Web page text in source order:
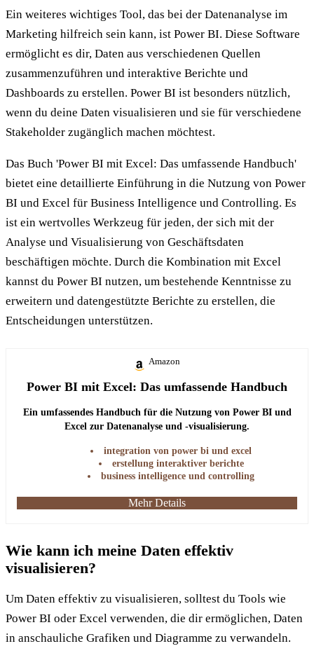
Ein weiteres wichtiges Tool, das bei der Datenanalyse im
Marketing hilfreich sein kann, ist Power BI. Diese Software
ermöglicht es dir, Daten aus verschiedenen Quellen
zusammenzuführen und interaktive Berichte und
Dashboards zu erstellen. Power BI ist besonders nützlich,
wenn du deine Daten visualisieren und sie für verschiedene
Stakeholder zugänglich machen möchtest.
Das Buch 'Power BI mit Excel: Das umfassende Handbuch'
bietet eine detaillierte Einführung in die Nutzung von Power
BI und Excel für Business Intelligence und Controlling. Es
ist ein wertvolles Werkzeug für jeden, der sich mit der
Analyse und Visualisierung von Geschäftsdaten
beschäftigen möchte. Durch die Kombination mit Excel
kannst du Power BI nutzen, um bestehende Kenntnisse zu
erweitern und datengestützte Berichte zu erstellen, die
Entscheidungen unterstützen.
Amazon
Power BI mit Excel: Das umfassende Handbuch
Ein umfassendes Handbuch für die Nutzung von Power BI und
Excel zur Datenanalyse und -visualisierung.
integration von power bi und excel
erstellung interaktiver berichte
business intelligence und controlling
Mehr Details
Wie kann ich meine Daten effektiv
visualisieren?
Um Daten effektiv zu visualisieren, solltest du Tools wie
Power BI oder Excel verwenden, die dir ermöglichen, Daten
in anschauliche Grafiken und Diagramme zu verwandeln.